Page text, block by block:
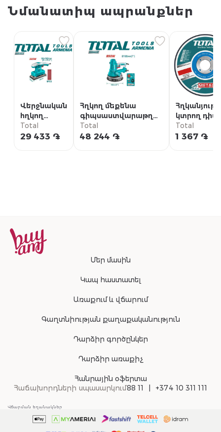
Նմանատիպ ապրանքներ
Վերջնական
հղկող
մեքենա
320ՎՏ
Total
29 433 ֏
Հղկող մեքենա
գիպսաստվարաթղթի
համար 850վ
Total
48 244 ֏
կտրող դիսկ
մմ
Total
1 367 ֏
Մեր մասին
Կապ հաստատել
Առաքում և վճարում
Գաղտնիության քաղաքականություն
Դարձիր գործընկեր
Դարձիր առաքիչ
Հանրային օֆերտա
Հաճախորդների սպասարկում88 11 +374 10 311 111
Վճարման եղանակներ